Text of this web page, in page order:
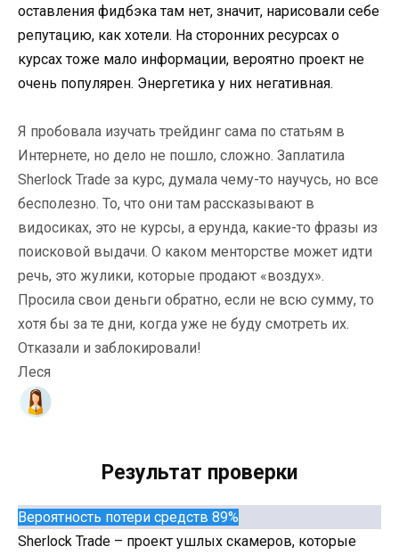
оставления фидбэка там нет, значит, нарисовали себе
репутацию, как хотели. На сторонних ресурсах о
курсах тоже мало информации, вероятно проект не
очень популярен. Энергетика у них негативная.
Я пробовала изучать трейдинг сама по статьям в
Интернете, но дело не пошло, сложно. Заплатила
Sherlock Trade за курс, думала чему-то научусь, но все
бесполезно. То, что они там рассказывают в
видосиках, это не курсы, а ерунда, какие-то фразы из
поисковой выдачи. О каком менторстве может идти
речь, это жулики, которые продают «воздух».
Просила свои деньги обратно, если не всю сумму, то
хотя бы за те дни, когда уже не буду смотреть их.
Отказали и заблокировали!
Леся
Результат проверки
Вероятность потери средств 89%
Sherlock Trade – проект ушлых скамеров, которые